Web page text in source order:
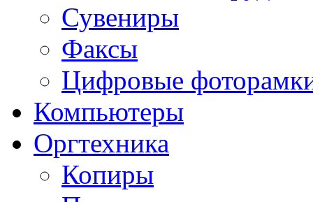
Сувениры
Факсы
Цифровые
Компьютеры
Оргтехника
Копиры